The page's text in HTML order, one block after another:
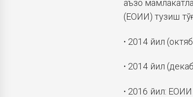
аъзо
(ЕОИИ) тузиш
· 2014 йил
· 2014 йил
· 2016 йил: ЕОИИ